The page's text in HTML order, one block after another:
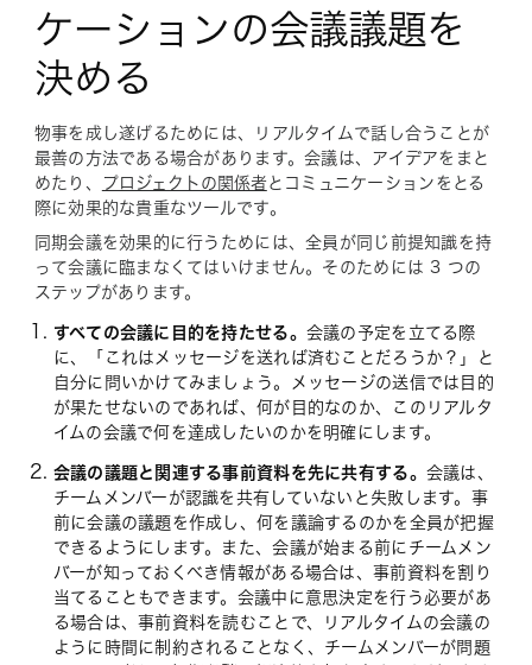
ケーションの会議議題を
決める
物事を成し遂げるためには、リアルタイムで話し合うことが
最善の方法である場合があります。会議は、アイデアをまと
めたり、
プロジェクトの関係者とコミュニケーションをとる
際に効果的な貴重なツールです。
同期会議を効果的に行うためには、全員が同じ前提知識を持
って会議に臨まなくてはいけません。そのためには 3 つの
ステップがあります。
すべての会議に目的を持たせる。 会議の予定を立てる際
に、「これはメッセージを送れば済むことだろうか？」と
自分に問いかけてみましょう。メッセージの送信では目的
が果たせないのであれば、何が目的なのか、このリアルタ
イムの会議で何を達成したいのかを明確にします。
会議の議題と関連する事前資料を先に共有する。 会議は、
チームメンバーが認識を共有していないと失敗します。事
前に会議の議題を作成し、何を議論するのかを全員が把握
できるようにします。また、会議が始まる前にチームメン
バーが知っておくべき情報がある場合は、事前資料を割り
当てることもできます。会議中に意思決定を行う必要があ
る場合は、事前資料を読むことで、リアルタイムの会議の
ように時間に制約されることなく、チームメンバーが問題